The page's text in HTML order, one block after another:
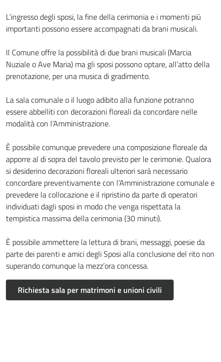
L’ingresso degli sposi, la fine della cerimonia e i momenti più
importanti possono essere accompagnati da brani musicali.
Il Comune offre la possibilità di due brani musicali (Marcia
Nuziale o Ave Maria) ma gli sposi possono optare, all’atto della
prenotazione, per una musica di gradimento.
La sala comunale o il luogo adibito alla funzione potranno
essere abbelliti con decorazioni floreali da concordare nelle
modalità con l’Amministrazione.
È possibile comunque prevedere una composizione floreale da
apporre al di sopra del tavolo previsto per le cerimonie. Qualora
si desiderino decorazioni floreali ulteriori sarà necessario
concordare preventivamente con l’Amministrazione comunale e
prevedere la collocazione e il ripristino da parte di operatori
individuati dagli sposi in modo che venga rispettata la
tempistica massima della cerimonia (30 minuti).
È possibile ammettere la lettura di brani, messaggi, poesie da
parte dei parenti e amici degli Sposi alla conclusione del rito non
superando comunque la mezz’ora concessa.
Richiesta sala per matrimoni e unioni civili